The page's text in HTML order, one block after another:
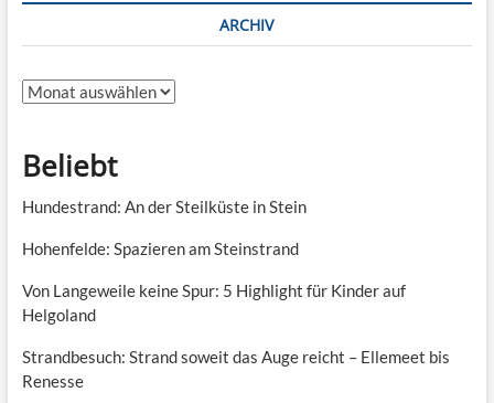
ARCHIV
Archiv
Beliebt
Hundestrand: An der Steilküste in Stein
Hohenfelde: Spazieren am Steinstrand
Von Langeweile keine Spur: 5 Highlight für Kinder auf
Helgoland
Strandbesuch: Strand soweit das Auge reicht – Ellemeet bis
Renesse